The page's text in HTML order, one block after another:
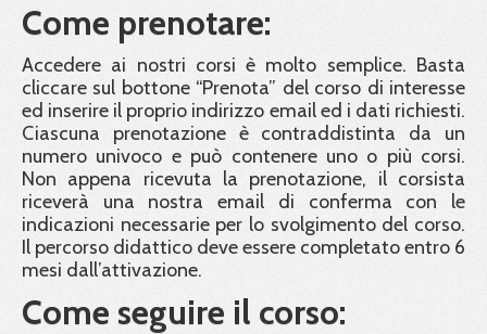
Come prenotare:
Accedere ai nostri corsi è molto semplice. Basta
cliccare sul bottone “Prenota” del corso di interesse
ed inserire il proprio indirizzo email ed i dati richiesti.
Ciascuna prenotazione è contraddistinta da un
numero univoco e può contenere uno o più corsi.
Non appena ricevuta la prenotazione, il corsista
riceverà una nostra email di conferma con le
indicazioni necessarie per lo svolgimento del corso.
Il percorso didattico deve essere completato entro 6
mesi dall’attivazione.
Come seguire il corso: